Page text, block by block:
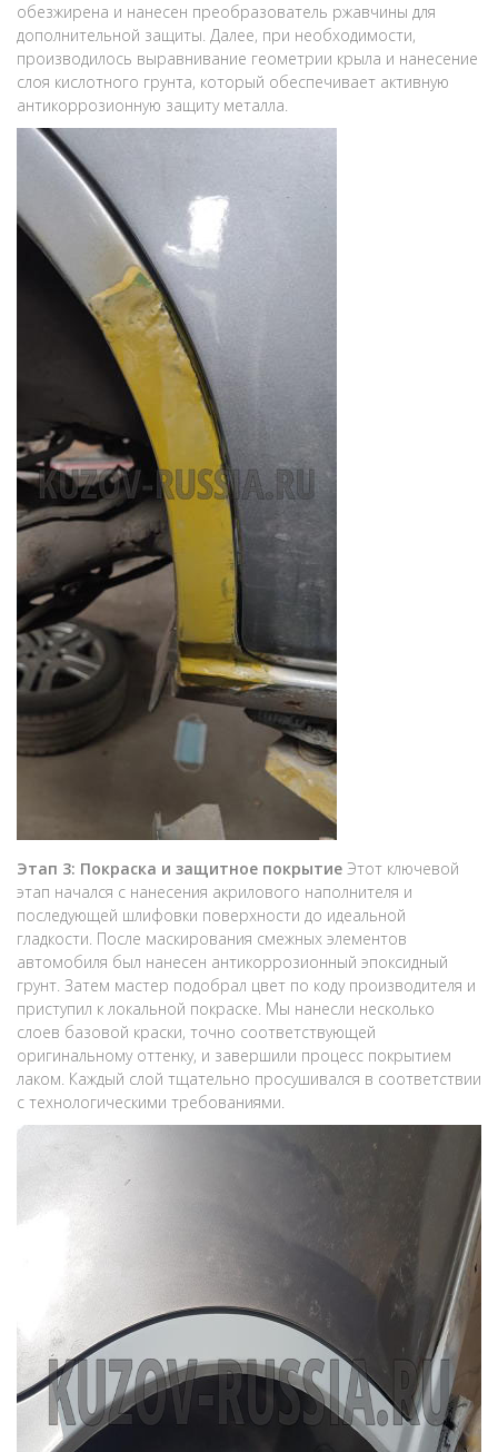
обезжирена и нанесен преобразователь ржавчины для
дополнительной защиты. Далее, при необходимости,
производилось выравнивание геометрии крыла и нанесение
слоя кислотного грунта, который обеспечивает активную
антикоррозионную защиту металла.
Этап 3: Покраска и защитное покрытие Этот ключевой
этап начался с нанесения акрилового наполнителя и
последующей шлифовки поверхности до идеальной
гладкости. После маскирования смежных элементов
автомобиля был нанесен антикоррозионный эпоксидный
грунт. Затем мастер подобрал цвет по коду производителя и
приступил к локальной покраске. Мы нанесли несколько
слоев базовой краски, точно соответствующей
оригинальному оттенку, и завершили процесс покрытием
лаком. Каждый слой тщательно просушивался в соответствии
с технологическими требованиями.